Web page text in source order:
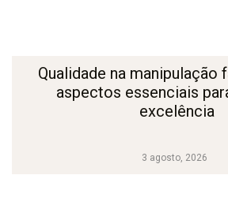
3 agosto, 2026
Qualidade na manipulação
aspectos essenciais
excelência